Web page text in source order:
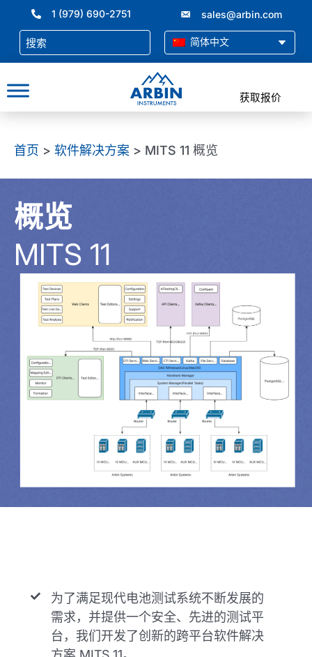
1 (979) 690-2751 sales@arbin.com
简体中文
获取报价
首页 > 软件解决方案 > MITS 11 概览
概览
MITS 11
为了满足现代电池测试系统不断发展的
需求，并提供一个安全、先进的测试平
台，我们开发了创新的跨平台软件解决